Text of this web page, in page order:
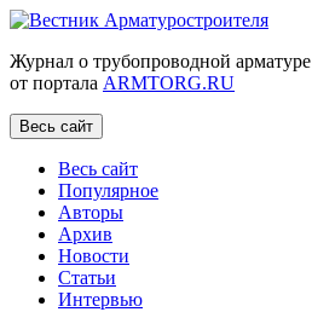
Журнал о трубопроводной арматуре
от портала ARMTORG.RU
Весь сайт
Весь сайт
Популярное
Авторы
Архив
Новости
Статьи
Интервью